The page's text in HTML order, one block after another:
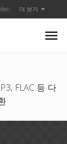
더 보기
FLAC 등 다